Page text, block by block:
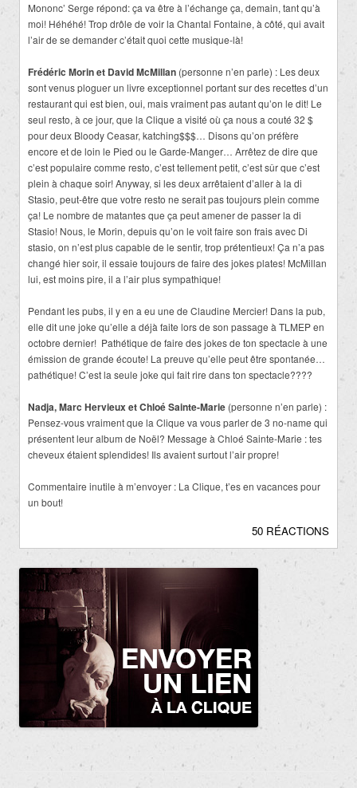
Mononc’ Serge répond: ça va être à l’échange ça, demain, tant qu’à
moi! Héhéhé! Trop drôle de voir la Chantal Fontaine, à côté, qui avait
l’air de se demander c’était quoi cette musique-là!
Frédéric Morin et David McMillan (personne n’en parle) : Les deux
sont venus ploguer un livre exceptionnel portant sur des recettes d’un
restaurant qui est bien, oui, mais vraiment pas autant qu’on le dit! Le
seul resto, à ce jour, que la Clique a visité où ça nous a couté 32 $
pour deux Bloody Ceasar, katching$$$… Disons qu’on préfère
encore et de loin le Pied ou le Garde-Manger… Arrêtez de dire que
c’est populaire comme resto, c’est tellement petit, c’est sûr que c’est
plein à chaque soir! Anyway, si les deux arrêtaient d’aller à la di
Stasio, peut-être que votre resto ne serait pas toujours plein comme
ça! Le nombre de matantes que ça peut amener de passer la di
Stasio! Nous, le Morin, depuis qu’on le voit faire son frais avec Di
stasio, on n’est plus capable de le sentir, trop prétentieux! Ça n’a pas
changé hier soir, il essaie toujours de faire des jokes plates! McMillan
lui, est moins pire, il a l’air plus sympathique!
Pendant les pubs, il y en a eu une de Claudine Mercier! Dans la pub,
elle dit une joke qu’elle a déjà faite lors de son passage à TLMEP en
octobre dernier! Pathétique de faire des jokes de ton spectacle à une
émission de grande écoute! La preuve qu’elle peut être spontanée…
pathétique! C’est la seule joke qui fait rire dans ton spectacle????
Nadja, Marc Hervieux et Chloé Sainte-Marie (personne n’en parle) :
Pensez-vous vraiment que la Clique va vous parler de 3 no-name qui
présentent leur album de Noël? Message à Chloé Sainte-Marie : tes
cheveux étaient splendides! Ils avaient surtout l’air propre!
Commentaire inutile à m’envoyer : La Clique, t’es en vacances pour
un bout!
50 RÉACTIONS